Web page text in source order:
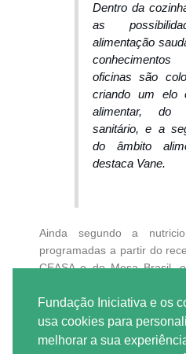
Dentro da
as
alimentação
oficinas são
criando um elo
alimentar, do
sanitário, e a
do âmbito
destaca Vane.
Ainda segundo a
programadas a partir do
CEASA e do Mesa Brasil,
Educação alimentar como
Mais do que ensinar
Fundação Iniciativa e os
usa cookies para
melhorar a sua